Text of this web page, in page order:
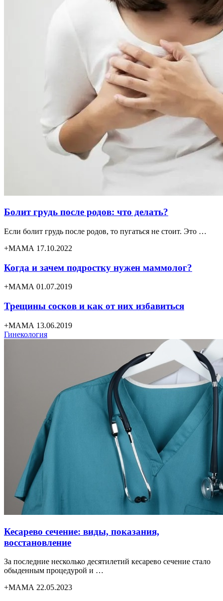
Болит грудь после родов: что делать?
Если болит грудь после родов, то пугаться не стоит. Это …
+МАМА 17.10.2022
Когда и зачем подростку нужен маммолог?
+МАМА 01.07.2019
Трещины сосков и как от них избавиться
+МАМА 13.06.2019
Гинекология
Кесарево сечение: виды, показания,
восстановление
За последние несколько десятилетий кесарево сечение стало
обыденным процедурой и …
+МАМА 22.05.2023